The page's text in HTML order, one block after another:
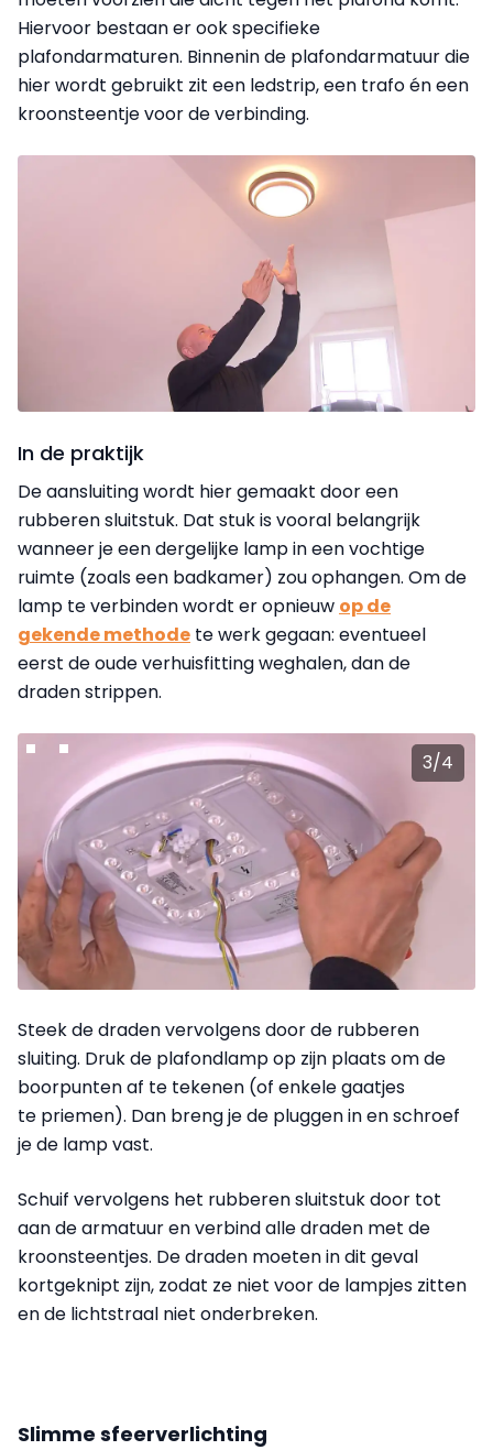
Hiervoor bestaan er ook specifieke
plafondarmaturen. Binnenin de plafondarmatuur die
hier wordt gebruikt zit een ledstrip, een trafo én een
kroonsteentje voor de verbinding.
In de praktijk
De aansluiting wordt hier gemaakt door een
rubberen sluitstuk. Dat stuk is vooral belangrijk
wanneer je een dergelijke lamp in een vochtige
ruimte (zoals een badkamer) zou ophangen. Om de
lamp te verbinden wordt er opnieuw op de
gekende methode te werk gegaan: eventueel
eerst de oude verhuisfitting weghalen, dan de
draden strippen.
3/4
Steek de draden vervolgens door de rubberen
sluiting. Druk de plafondlamp op zijn plaats om de
boorpunten af te tekenen (of enkele gaatjes
te priemen). Dan breng je de pluggen in en schroef
je de lamp vast.
Schuif vervolgens het rubberen sluitstuk door tot
aan de armatuur en verbind alle draden met de
kroonsteentjes. De draden moeten in dit geval
kortgeknipt zijn, zodat ze niet voor de lampjes zitten
en de lichtstraal niet onderbreken.
Slimme sfeerverlichting